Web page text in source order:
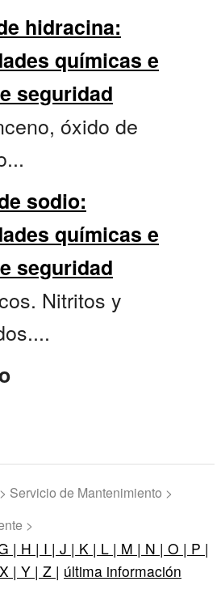
hidracina:
químicas e
seguridad
óxido de
sodio:
químicas e
seguridad
Nitritos y
Servicio de Mantenimiento >
>
| H | I | J | K | L | M | N | O | P |
X | Y | Z | última información